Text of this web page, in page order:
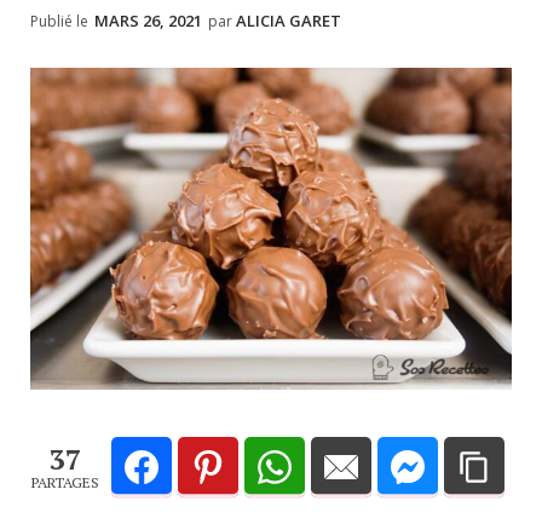
Publié le MARS 26, 2021 parALICIA GARET
37
PARTAGES